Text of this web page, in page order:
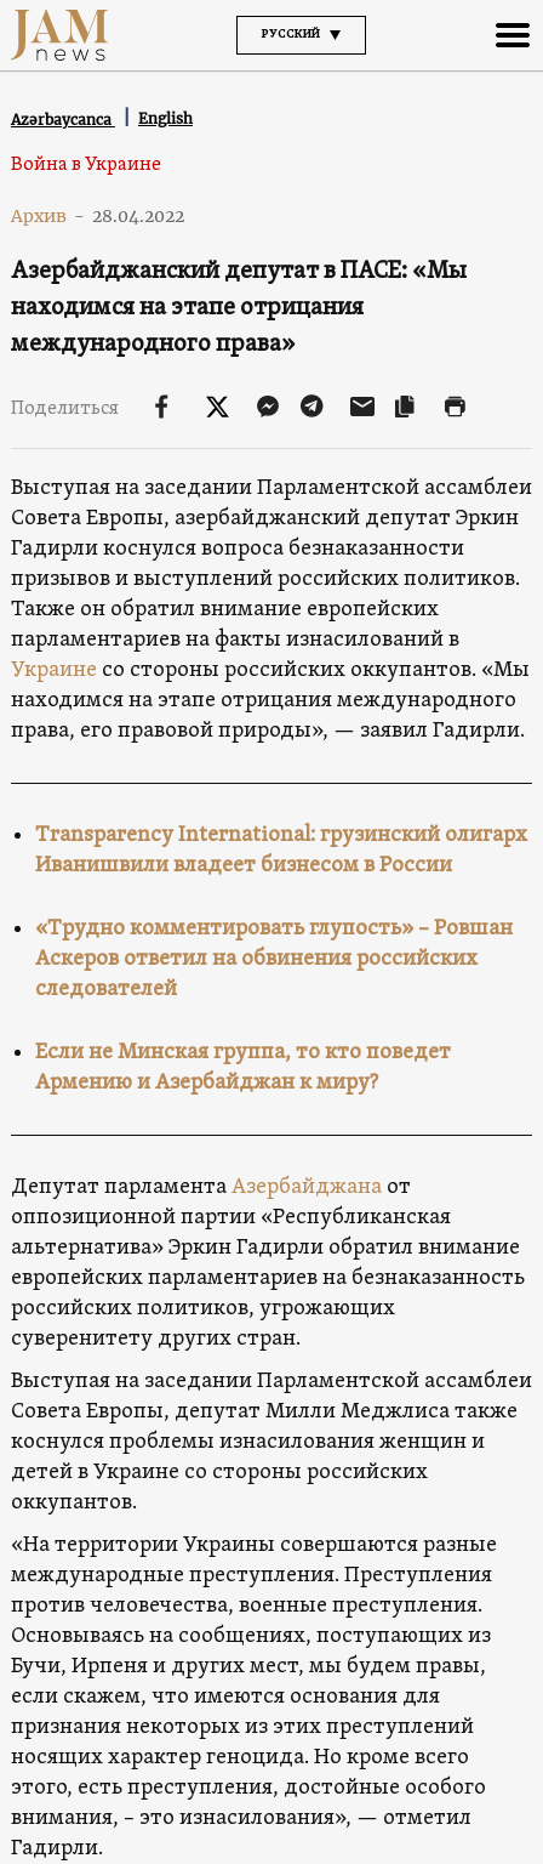
РУССКИЙ
Azərbaycanca English
Война в Украине
Архив - 28.04.2022
Азербайджанский депутат в ПАСЕ: «Мы
находимся на этапе отрицания
международного права»
Поделиться
Выступая на заседании Парламентской ассамблеи
Совета Европы, азербайджанский депутат Эркин
Гадирли коснулся вопроса безнаказанности
призывов и выступлений российских политиков.
Также он обратил внимание европейских
парламентариев на факты изнасилований в
Украине со стороны российских оккупантов. «Мы
находимся на этапе отрицания международного
права, его правовой природы», — заявил Гадирли.
Transparency International: грузинский олигарх
Иванишвили владеет бизнесом в России
«Трудно комментировать глупость» – Ровшан
Аскеров ответил на обвинения российских
следователей
Если не Минская группа, то кто поведет
Армению и Азербайджан к миру?
Депутат парламентаАзербайджанаот
оппозиционной партии «Республиканская
альтернатива» Эркин Гадирли обратил внимание
европейских парламентариев на безнаказанность
российских политиков, угрожающих
суверенитету других стран.
Выступая на заседании Парламентской ассамблеи
Совета Европы, депутат Милли Меджлиса также
коснулся проблемы изнасилования женщин и
детей в Украине со стороны российских
оккупантов.
«На территории Украины совершаются разные
международные преступления. Преступления
против человечества, военные преступления.
Основываясь на сообщениях, поступающих из
Бучи, Ирпеня и других мест, мы будем правы,
если скажем, что имеются основания для
признания некоторых из этих преступлений
носящих характер геноцида. Но кроме всего
этого, есть преступления, достойные особого
внимания, – это изнасилования», — отметил
Гадирли.